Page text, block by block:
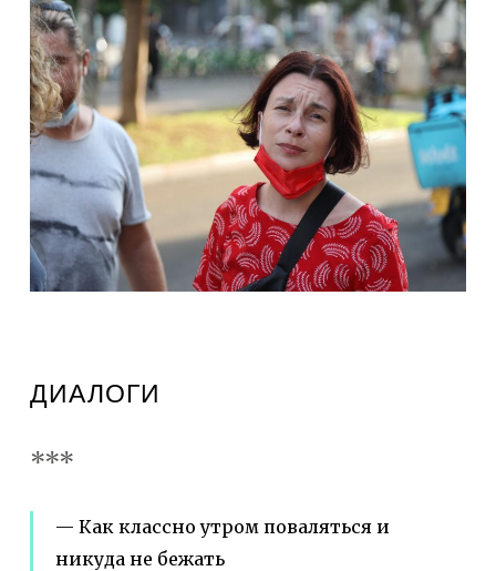
ДИАЛОГИ
***
— Как классно утром поваляться и
никуда не бежать